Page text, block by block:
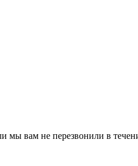
мы вам не перезвонили в